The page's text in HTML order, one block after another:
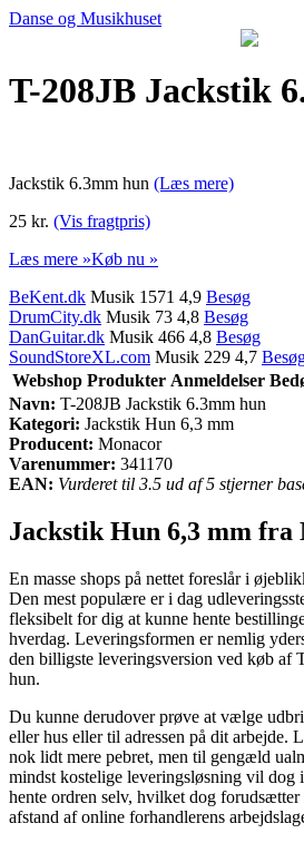
Danse og Musikhuset
T-208JB Jackstik
Jackstik 6.3mm hun (Læs mere)
25 kr. (Vis fragtpris)
Læs mere »Køb nu »
BeKent.dk Musik 1571 4,9 Besøg
DrumCity.dk Musik 73 4,8 Besøg
DanGuitar.dk Musik 466 4,8 Besøg
SoundStoreXL.com Musik 229 4,7
Webshop Produkter Anmeldelser
Navn: T-208JB Jackstik 6.3mm hun
Kategori: Jackstik Hun 6,3 mm
Producent: Monacor
Varenummer: 341170
EAN: Vurderet til 3.5 ud af 5 stjerner
Jackstik Hun 6,3 mm fra
En masse shops på nettet foreslår i
Den mest populære er i dag
fleksibelt for dig at kunne hente
hverdag. Leveringsformen er nemlig
den billigste leveringsversion ved køb af
hun.
Du kunne derudover prøve at vælge
eller hus eller til adressen på dit arbejde.
nok lidt mere pebret, men til gengæld
mindst kostelige leveringsløsning vil
hente ordren selv, hvilket dog
afstand af online forhandlerens